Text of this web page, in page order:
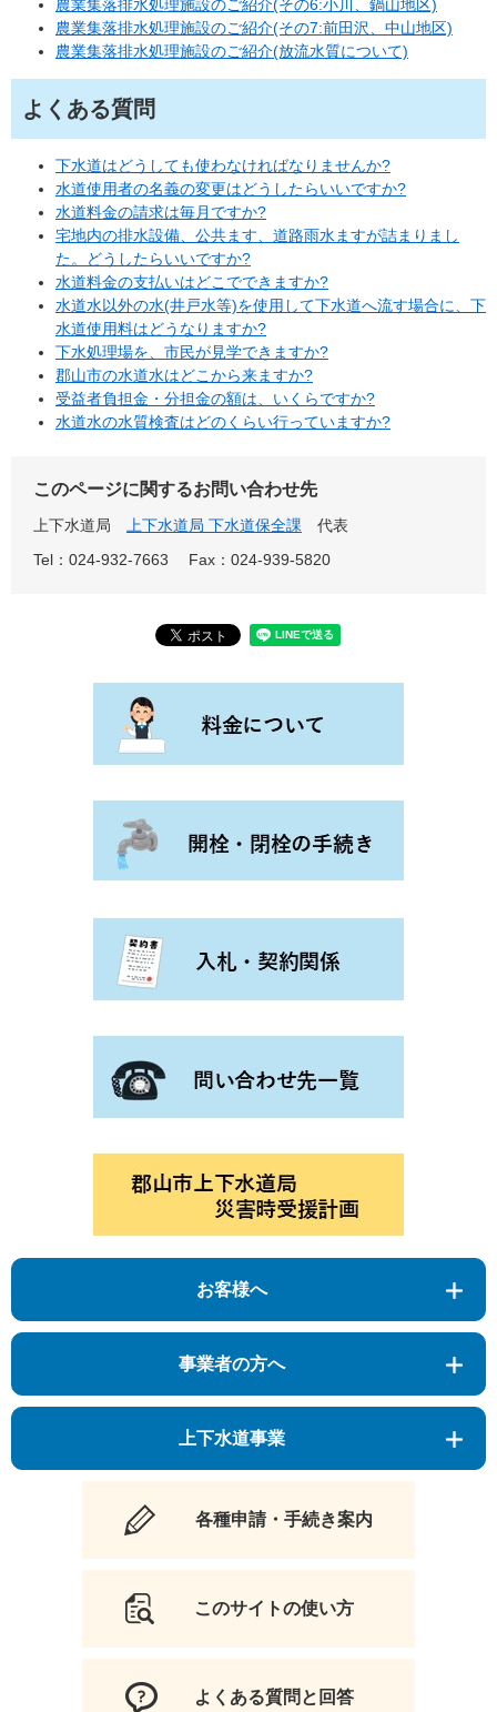
農業集落排水処理施設のご紹介(その6:小川、鍋山地区)
農業集落排水処理施設のご紹介(その7:前田沢、中山地区)
農業集落排水処理施設のご紹介(放流水質について)
よくある質問
下水道はどうしても使わなければなりませんか?
水道使用者の名義の変更はどうしたらいいですか?
水道料金の請求は毎月ですか?
宅地内の排水設備、公共ます、道路雨水ますが詰まりまし
た。どうしたらいいですか?
水道料金の支払いはどこでできますか?
水道水以外の水(井戸水等)を使用して下水道へ流す場合に、下
水道使用料はどうなりますか?
下水処理場を、市民が見学できますか?
郡山市の水道水はどこから来ますか?
受益者負担金・分担金の額は、いくらですか?
水道水の水質検査はどのくらい行っていますか?
このページに関するお問い合わせ先
上下水道局 上下水道局 下水道保全課
代表
Tel：024-932-7663
Fax：024-939-5820
お客様へ
事業者の方へ
上下水道事業
各種申請・手続き案内
このサイトの使い方
よくある質問と回答